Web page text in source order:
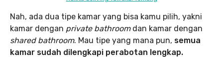
Nah, ada dua tipe kamar yang bisa kamu pilih, yakni
kamar dengan private bathroomdan kamar dengan
shared bathroom. Mau tipe yang mana pun, semua
kamar sudah dilengkapi perabotan lengkap.